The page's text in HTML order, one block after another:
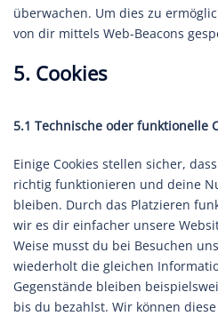
überwachen. Um dies zu
von dir mittels Web-Beacons
5. Cookies
5.1 Technische oder funktionelle
Einige Cookies stellen sicher,
richtig funktionieren und deine
bleiben. Durch das Platzieren
wir es dir einfacher unsere
Weise musst du bei Besuchen
wiederholt die gleichen
Gegenstände bleiben
bis du bezahlst. Wir können